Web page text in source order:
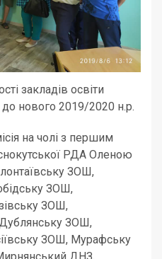
закладів освіти
нового 2019/2020 н.р.
на чолі з першим
РДА Оленою
ЗОШ,
ЗОШ,
ЗОШ,
Дублянську ЗОШ,
ЗОШ, Мурафську